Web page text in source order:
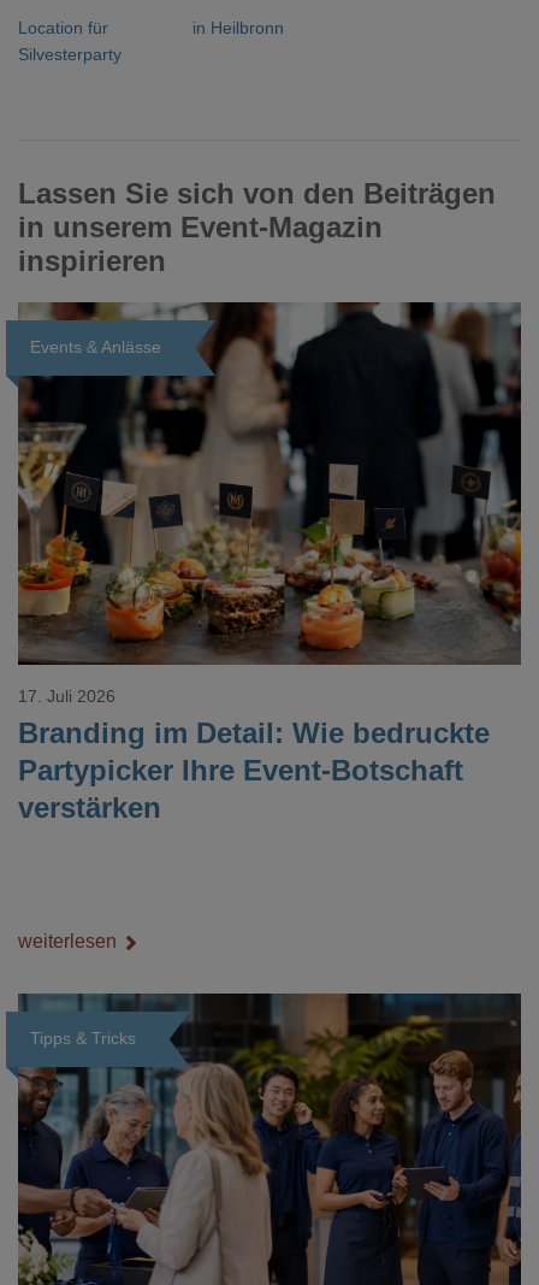
Location für
Silvesterparty
in Heilbronn
Lassen Sie sich von den Beiträgen
in unserem Event-Magazin
inspirieren
Events & Anlässe
Branding im Detail: Wie bedruckte
Partypicker Ihre Event-Botschaft
verstärken
17. Juli 2026
weiterlesen
Tipps & Tricks
Loading...